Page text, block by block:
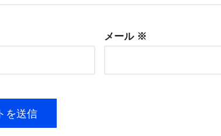
メール ※